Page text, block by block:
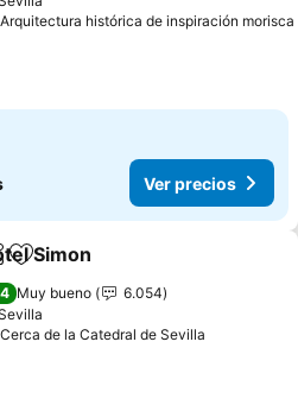
Arquitectura histórica de inspiración morisca
Ver precios
Agregar a favoritos
Simon
Muy bueno
6.054
Cerca de la Catedral de Sevilla